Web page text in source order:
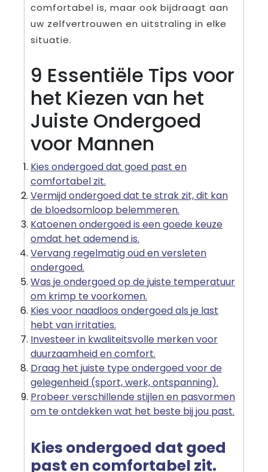
comfortabel is, maar ook bijdraagt aan
uw zelfvertrouwen en uitstraling in elke
situatie.
9 Essentiële Tips voor
het Kiezen van het
Juiste Ondergoed
voor Mannen
Kies ondergoed dat goed past en
comfortabel zit.
Vermijd ondergoed dat te strak zit, dit kan
de bloedsomloop belemmeren.
Katoenen ondergoed is een goede keuze
omdat het ademend is.
Vervang regelmatig oud en versleten
ondergoed.
Was je ondergoed op de juiste temperatuur
om krimp te voorkomen.
Kies voor naadloos ondergoed als je last
hebt van irritaties.
Investeer in kwaliteitsvolle merken voor
duurzaamheid en comfort.
Draag het juiste type ondergoed voor de
gelegenheid (sport, werk, ontspanning).
Probeer verschillende stijlen en pasvormen
om te ontdekken wat het beste bij jou past.
Kies ondergoed dat goed
past en comfortabel zit.